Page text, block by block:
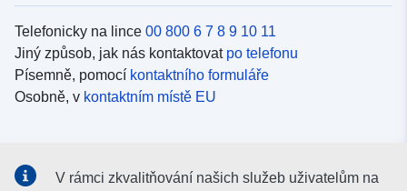
Telefonicky na lince 00 800 6 7 8 9 10 11
Jiný způsob, jak nás kontaktovat po telefonu
Písemně, pomocí kontaktního formuláře
Osobně, v kontaktním místě EU
V rámci zkvalitňování našich služeb uživatelům na